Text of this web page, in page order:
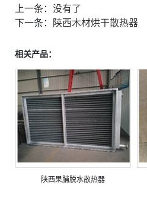
上一条： 没有了
下一条： 陕西木材烘干散热器
相关产品：
陕西果脯脱水散热器